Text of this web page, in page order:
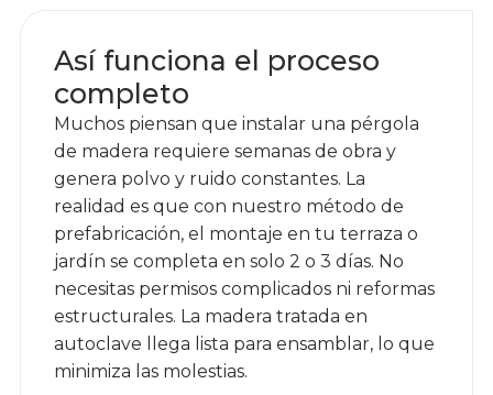
Así funciona el proceso
completo
Muchos piensan que instalar una pérgola
de madera requiere semanas de obra y
genera polvo y ruido constantes. La
realidad es que con nuestro método de
prefabricación, el montaje en tu terraza o
jardín se completa en solo 2 o 3 días. No
necesitas permisos complicados ni reformas
estructurales. La madera tratada en
autoclave llega lista para ensamblar, lo que
minimiza las molestias.